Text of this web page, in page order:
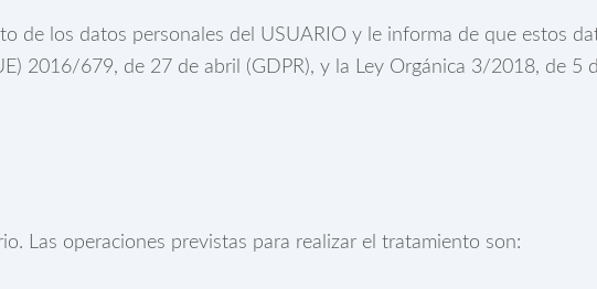
de los datos personales del USUARIO y le informa de que estos
2016/679, de 27 de abril (GDPR), y la Ley Orgánica 3/2018, de 5
Las operaciones previstas para realizar el tratamiento son: